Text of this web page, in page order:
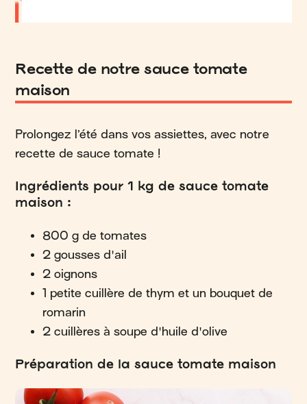
Recette de notre sauce tomate
maison
Prolongez l’été dans vos assiettes, avec notre
recette de sauce tomate !
Ingrédients pour 1 kg de sauce tomate
maison :
800 g de tomates
2 gousses d'ail
2 oignons
1 petite cuillère de thym et un bouquet de
romarin
2 cuillères à soupe d'huile d'olive
Préparation de la sauce tomate maison